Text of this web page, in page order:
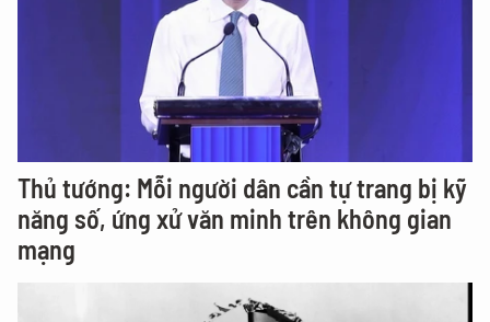
Thủ tướng: Mỗi người dân cần tự trang bị kỹ
năng số, ứng xử văn minh trên không gian
mạng